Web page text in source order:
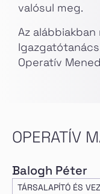
valósul meg.
Az
Operatív
OPERATÍV
Balogh Péter
TÁRSALAPÍTÓ ÉS